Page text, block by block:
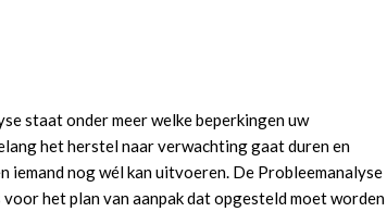
staat onder meer welke beperkingen uw
het herstel naar verwachting gaat duren en
iemand nog wél kan uitvoeren. De Probleemanalyse
het plan van aanpak dat opgesteld moet worden